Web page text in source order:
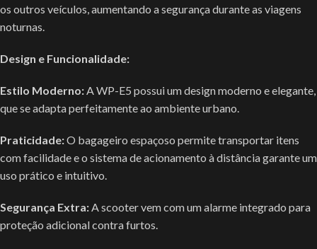
os outros veículos, aumentando a segurança durante as viagens
noturnas.
Design e Funcionalidade:
Estilo Moderno:A WP-E5 possui um design moderno e elegante,
que se adapta perfeitamente ao ambiente urbano.
Praticidade:O bagageiro espaçoso permite transportar itens
com facilidade e o sistema de acionamento à distância garante um
uso prático e intuitivo.
Segurança Extra:A scooter vem com um alarme integrado para
proteção adicional contra furtos.